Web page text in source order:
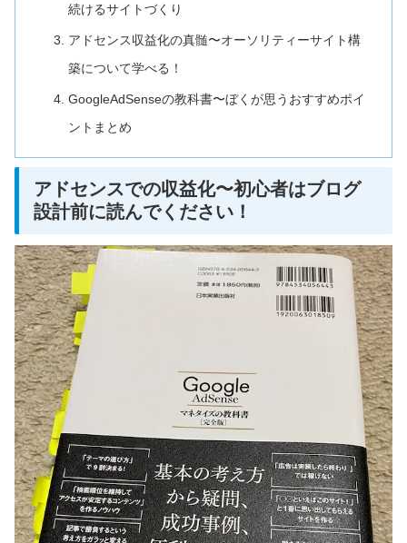
続けるサイトづくり
アドセンス収益化の真髄〜オーソリティーサイト構
築について学べる！
GoogleAdSenseの教科書〜ぼくが思うおすすめポイ
ントまとめ
アドセンスでの収益化〜初心者はブログ
設計前に読んでください！